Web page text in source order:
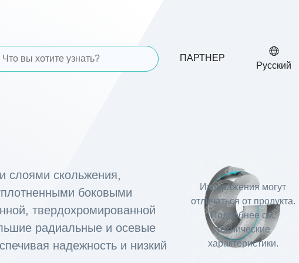
ПАРТНЕР
Русский
Изображения могут
отличаться от продукта.
Подробнее см.
технические
характеристики.
слоями скольжения,
боковыми
твердохромированной
радиальные и осевые
надежность и низкий